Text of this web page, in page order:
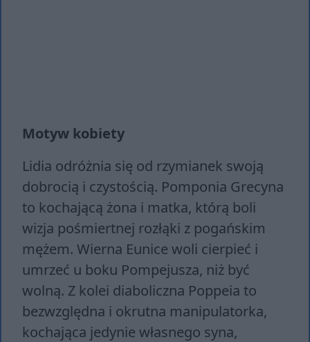
Motyw kobiety
Lidia odróżnia się od rzymianek swoją
dobrocią i czystością. Pomponia Grecyna
to kochającą żona i matka, którą boli
wizja pośmiertnej rozłąki z pogańskim
mężem. Wierna Eunice woli cierpieć i
umrzeć u boku Pompejusza, niż być
wolną. Z kolei diaboliczna Poppeia to
bezwzględna i okrutna manipulatorka,
kochająca jedynie własnego syna,